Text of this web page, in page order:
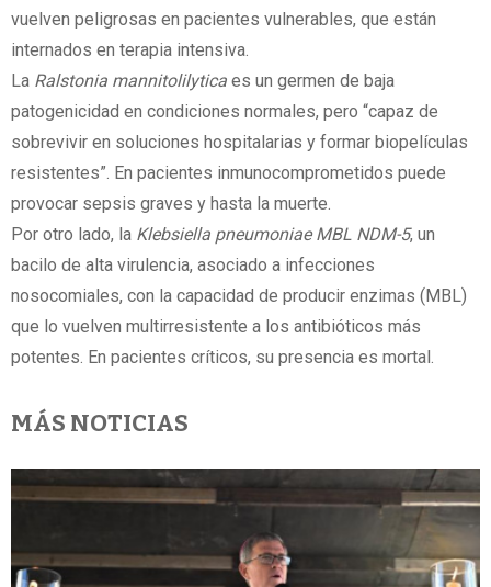
vuelven peligrosas en pacientes vulnerables, que están
internados en terapia intensiva.
La Ralstonia mannitolilytica es un germen de baja
patogenicidad en condiciones normales, pero “capaz de
sobrevivir en soluciones hospitalarias y formar biopelículas
resistentes”. En pacientes inmunocomprometidos puede
provocar sepsis graves y hasta la muerte.
Por otro lado, la Klebsiella pneumoniae MBL NDM-5, un
bacilo de alta virulencia, asociado a infecciones
nosocomiales, con la capacidad de producir enzimas (MBL)
que lo vuelven multirresistente a los antibióticos más
potentes. En pacientes críticos, su presencia es mortal.
MÁS NOTICIAS